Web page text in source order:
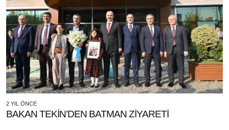
2 YIL ÖNCE
BAKAN TEKİN’DEN BATMAN ZİYARETİ